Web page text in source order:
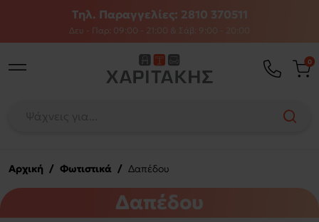
Τηλ. Παραγγελίες: 2810 370511
Δευ - Παρ: 09:00 - 21:00 & Σάβ: 9:00 - 20:00
0
Αρχική / Φωτιστικά / Δαπέδου
Δαπέδου